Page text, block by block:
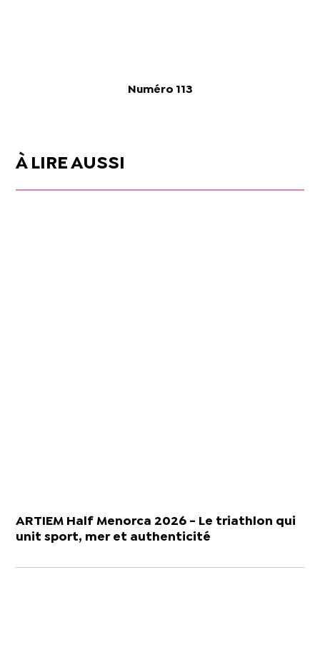
Numéro 113
À LIRE AUSSI
ARTIEM Half Menorca 2026 - Le triathlon qui
unit sport, mer et authenticité